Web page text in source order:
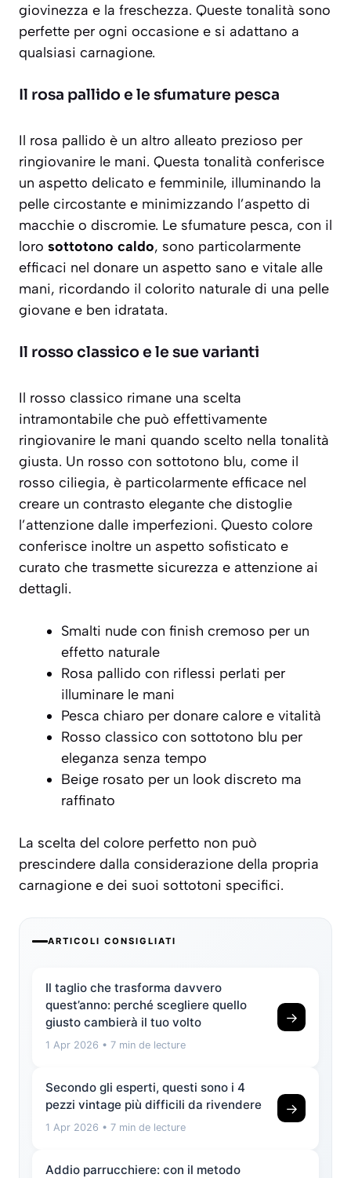
giovinezza e la freschezza. Queste tonalità sono
perfette per ogni occasione e si adattano a
qualsiasi carnagione.
Il rosa pallido e le sfumature pesca
Il rosa pallido è un altro alleato prezioso per
ringiovanire le mani. Questa tonalità conferisce
un aspetto delicato e femminile, illuminando la
pelle circostante e minimizzando l’aspetto di
macchie o discromie. Le sfumature pesca, con il
loro sottotono caldo, sono particolarmente
efficaci nel donare un aspetto sano e vitale alle
mani, ricordando il colorito naturale di una pelle
giovane e ben idratata.
Il rosso classico e le sue varianti
Il rosso classico rimane una scelta
intramontabile che può effettivamente
ringiovanire le mani quando scelto nella tonalità
giusta. Un rosso con sottotono blu, come il
rosso ciliegia, è particolarmente efficace nel
creare un contrasto elegante che distoglie
l’attenzione dalle imperfezioni. Questo colore
conferisce inoltre un aspetto sofisticato e
curato che trasmette sicurezza e attenzione ai
dettagli.
Smalti nude con finish cremoso per un
effetto naturale
Rosa pallido con riflessi perlati per
illuminare le mani
Pesca chiaro per donare calore e vitalità
Rosso classico con sottotono blu per
eleganza senza tempo
Beige rosato per un look discreto ma
raffinato
La scelta del colore perfetto non può
prescindere dalla considerazione della propria
carnagione e dei suoi sottotoni specifici.
ARTICOLI CONSIGLIATI
Il taglio che trasforma davvero
quest’anno: perché scegliere quello
giusto cambierà il tuo volto
1 Apr 2026 • 7 min de lecture
→
Secondo gli esperti, questi sono i 4
pezzi vintage più difficili da rivendere
1 Apr 2026 • 7 min de lecture
→
Addio parrucchiere: con il metodo